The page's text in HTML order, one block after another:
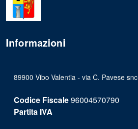
Informazioni
89900 Vibo Valentia - via C. Pavese snc
Codice Fiscale96004570790
Partita IVA